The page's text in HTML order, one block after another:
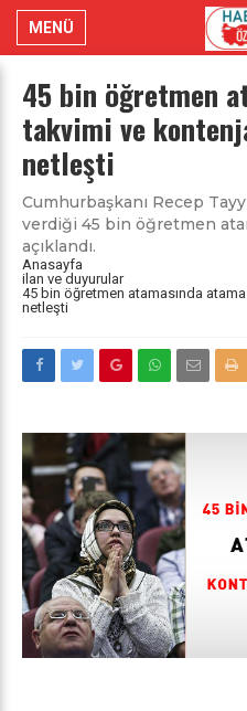
MENÜ
45 bin öğretmen
takvimi ve
netleşti
Cumhurbaşkanı Recep
verdiği 45 bin öğretmen
açıklandı.
Anasayfa
ilan ve duyurular
45 bin öğretmen atamasında atama
netleşti